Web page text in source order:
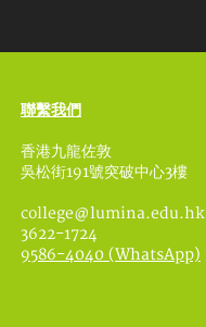
聯繫我們
香港九龍佐敦
吳松街191號突破中心3樓
college@lumina.edu.hk
3622-1724
9586-4040 (WhatsApp)